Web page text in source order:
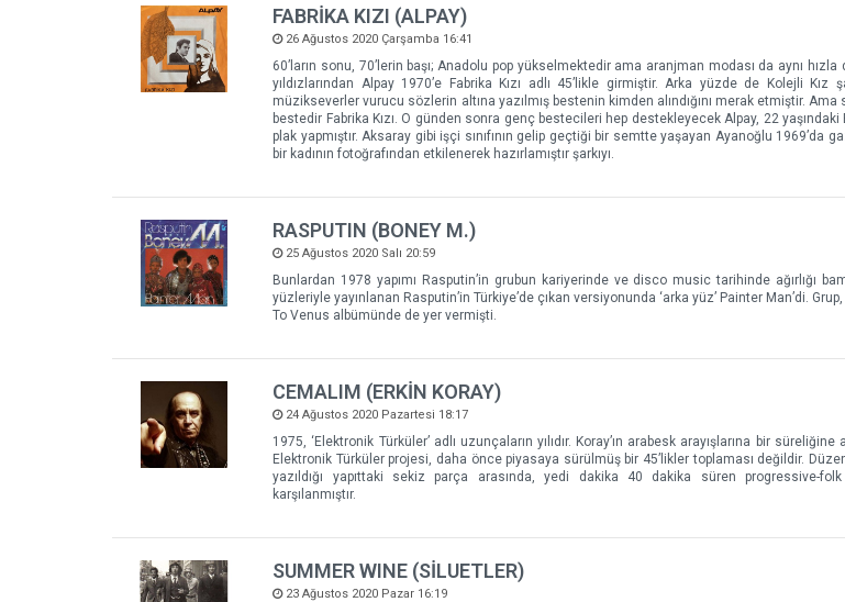
FABRİKA KIZI (ALPAY)
26 Ağustos 2020 Çarşamba 16:41
60’ların sonu, 70’lerin başı; Anadolu pop yükselmektedir ama aranjman modası da aynı
yıldızlarından Alpay 1970’e Fabrika Kızı adlı 45’likle girmiştir. Arka yüzde de Kolejli Kız
müzikseverler vurucu sözlerin altına yazılmış bestenin kimden alındığını merak etmiştir. Ama
bestedir Fabrika Kızı. O günden sonra genç bestecileri hep destekleyecek Alpay, 22 yaşındaki
plak yapmıştır. Aksaray gibi işçi sınıfının gelip geçtiği bir semtte yaşayan Ayanoğlu 1969’da
bir kadının fotoğrafından etkilenerek hazırlamıştır şarkıyı.
RASPUTIN (BONEY M.)
25 Ağustos 2020 Salı 20:59
Bunlardan 1978 yapımı Rasputin’in grubun kariyerinde ve disco music tarihinde ağırlığı
yüzleriyle yayınlanan Rasputin’in Türkiye’de çıkan versiyonunda ‘arka yüz’ Painter Man’di.
To Venus albümünde de yer vermişti.
CEMALIM (ERKİN KORAY)
24 Ağustos 2020 Pazartesi 18:17
1975, ‘Elektronik Türküler’ adlı uzunçaların yılıdır. Koray’ın arabesk arayışlarına bir
Elektronik Türküler projesi, daha önce piyasaya sürülmüş bir 45’likler toplaması değildir.
yazıldığı yapıttaki sekiz parça arasında, yedi dakika 40 dakika süren progressive-
karşılanmıştır.
SUMMER WINE (SİLUETLER)
23 Ağustos 2020 Pazar 16:19